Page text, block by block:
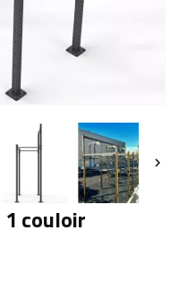

1 couloir